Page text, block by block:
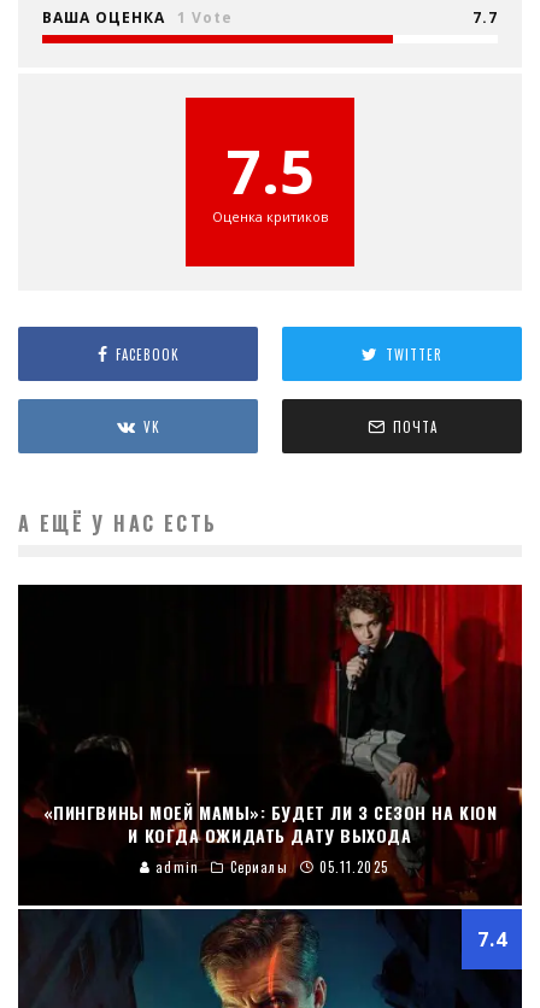
ВАША ОЦЕНКА 1 Vote 7.7
7.5
Оценка критиков
FACEBOOK TWITTER
VK ПОЧТА
А ЕЩЁ У НАС ЕСТЬ
«ПИНГВИНЫ МОЕЙ МАМЫ»: БУДЕТ ЛИ 3 СЕЗОН НА KION
И КОГДА ОЖИДАТЬ ДАТУ ВЫХОДА
admin Сериалы 05.11.2025
7.4